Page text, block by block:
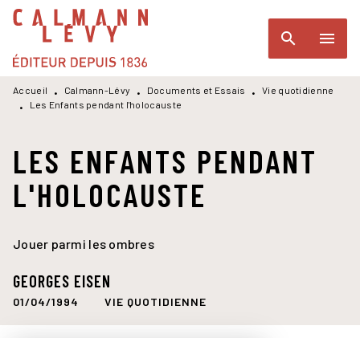
MENU RECHERCHE
PIED DE PAGE
search menu
Accueil • Calmann-Lévy • Documents et Essais •
Vie quotidienne
•
Les Enfants pendant l'holocauste
LES ENFANTS PENDANT
L'HOLOCAUSTE
Jouer parmi les ombres
GEORGES EISEN
01/04/1994 VIE QUOTIDIENNE